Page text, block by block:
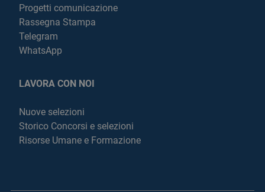
Progetti comunicazione
Rassegna Stampa
Telegram
WhatsApp
LAVORA CON NOI
Nuove selezioni
Storico Concorsi e selezioni
Risorse Umane e Formazione